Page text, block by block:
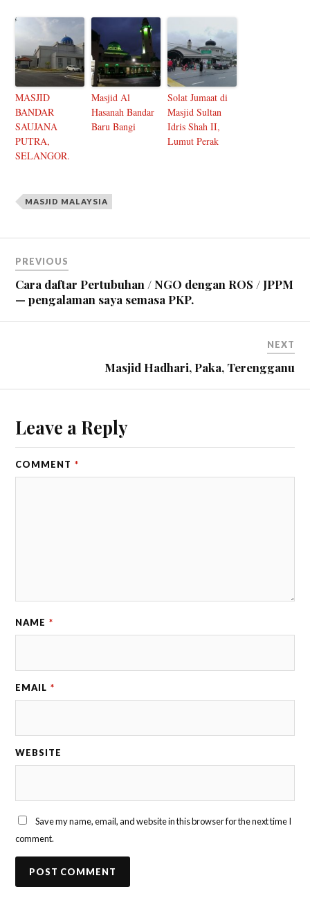
MASJID
BANDAR
SAUJANA
PUTRA,
SELANGOR.
Masjid Al
Hasanah Bandar
Baru Bangi
Solat Jumaat di
Masjid Sultan
Idris Shah II,
Lumut Perak
MASJID MALAYSIA
PREVIOUS
Cara daftar Pertubuhan / NGO dengan ROS / JPPM
— pengalaman saya semasa PKP.
NEXT
Masjid Hadhari, Paka, Terengganu
Leave a Reply
COMMENT *
NAME *
EMAIL *
WEBSITE
Save my name, email, and website in this browser for the next time I
comment.